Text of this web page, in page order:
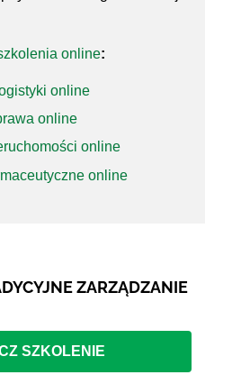
online:
online
online
online
online
ZARZĄDZANIE
SZKOLENIE